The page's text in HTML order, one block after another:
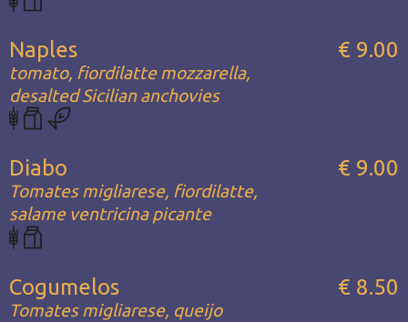
Naples
tomato, fiordilatte mozzarella,
desalted Sicilian anchovies
€ 9.00
Diabo
Tomates migliarese, fiordilatte,
salame ventricina picante
€ 9.00
Cogumelos
Tomates migliarese, queijo
€ 8.50